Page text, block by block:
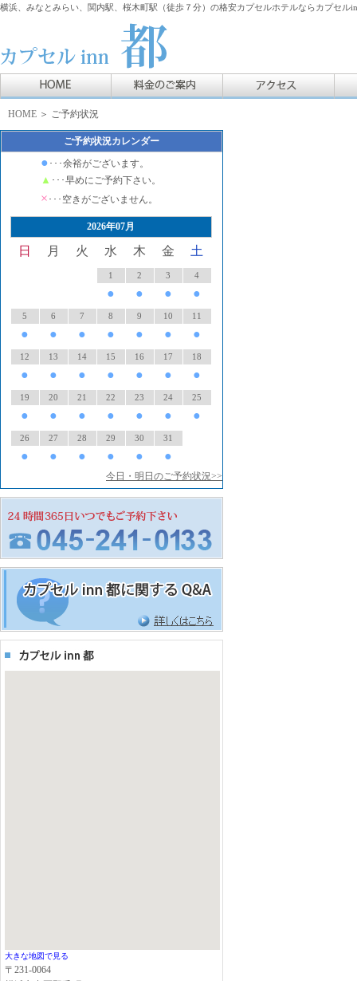
横浜、みなとみらい、関内駅、桜木町駅（徒歩７分）の格安カプセルホテルならカプセル
HOME ＞ ご予約状況
ご予約状況カレンダー
● ･･･余裕がございます。
▲ ･･･早めにご予約下さい。
× ･･･空きがございません。
2026年07月
日 月 火 水 木 金 土
1
●
2
●
3
●
4
●
5
●
6
●
7
●
8
●
9
●
10
●
11
●
12
●
13
●
14
●
15
●
16
●
17
●
18
●
19
●
20
●
21
●
22
●
23
●
24
●
25
●
26
●
27
●
28
●
29
●
30
●
31
●
今日・明日のご予約状況>>
大きな地図で見る
〒231-0064